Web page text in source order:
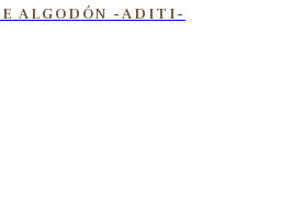
ALGODÓN -ADITI-